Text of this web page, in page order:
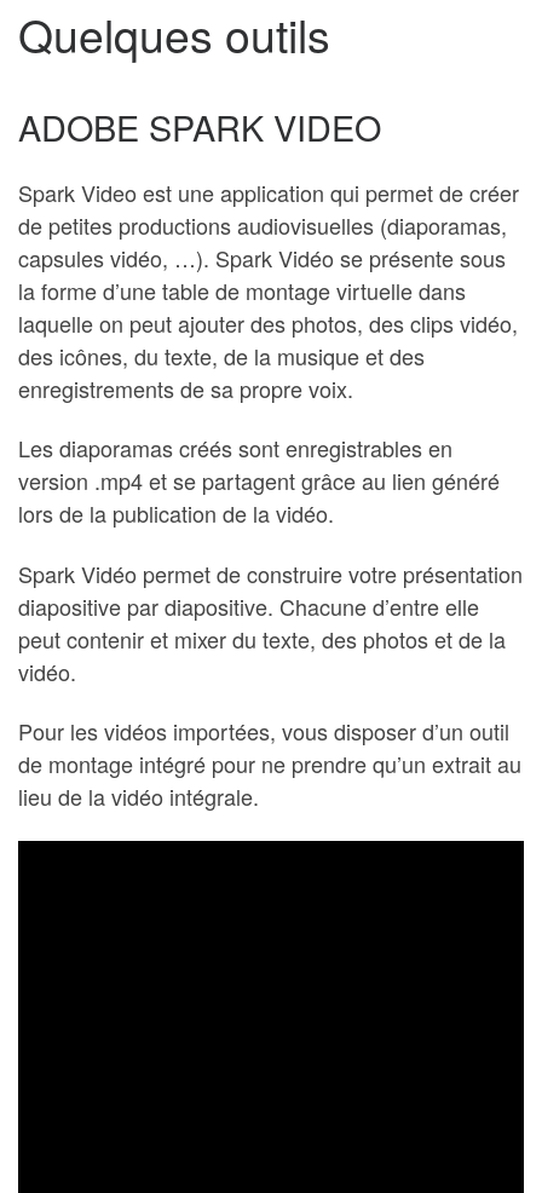
Quelques outils
ADOBE SPARK VIDEO
Spark Video est une application qui permet de créer
de petites productions audiovisuelles (diaporamas,
capsules vidéo, …). Spark Vidéo se présente sous
la forme d’une table de montage virtuelle dans
laquelle on peut ajouter des photos, des clips vidéo,
des icônes, du texte, de la musique et des
enregistrements de sa propre voix.
Les diaporamas créés sont enregistrables en
version .mp4 et se partagent grâce au lien généré
lors de la publication de la vidéo.
Spark Vidéo permet de construire votre présentation
diapositive par diapositive. Chacune d’entre elle
peut contenir et mixer du texte, des photos et de la
vidéo.
Pour les vidéos importées, vous disposer d’un outil
de montage intégré pour ne prendre qu’un extrait au
lieu de la vidéo intégrale.